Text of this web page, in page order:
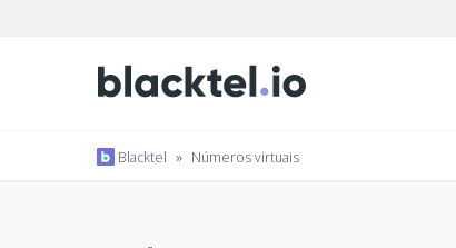
Blacktel » Números virtuais